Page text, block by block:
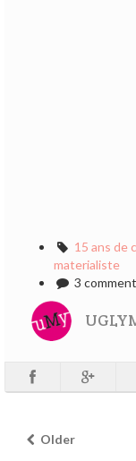
15 ans de
materialiste
3
Older